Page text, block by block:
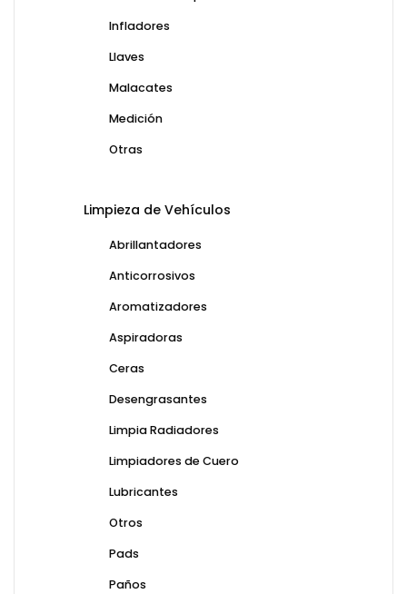
Infladores
Llaves
Malacates
Medición
Otras
Limpieza de Vehículos
Abrillantadores
Anticorrosivos
Aromatizadores
Aspiradoras
Ceras
Desengrasantes
Limpia Radiadores
Limpiadores de Cuero
Lubricantes
Otros
Pads
Paños